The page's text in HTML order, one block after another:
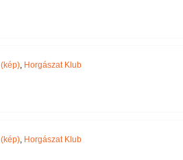
(kép), Horgászat Klub
(kép), Horgászat Klub